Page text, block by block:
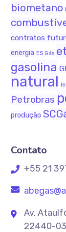
biometano
contratos
energia ES Gás
gasolina
natural
Petrobras
produção
Contato
+55 21
Av.
22440-